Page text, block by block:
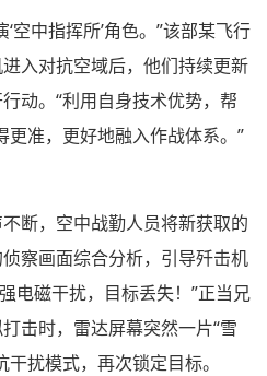
空中指挥所’角色。”该部某飞行
入对抗空域后，他们持续更新
动。“利用自身技术优势，帮
更准，更好地融入作战体系。”
断，空中战勤人员将新获取的
察画面综合分析，引导歼击机
电磁干扰，目标丢失！”正当兄
击时，雷达屏幕突然一片“雪
扰模式，再次锁定目标。